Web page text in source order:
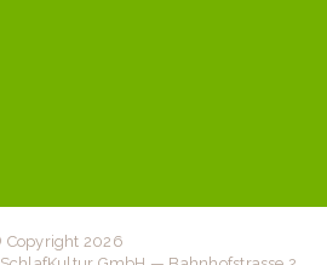
Copyright 2026